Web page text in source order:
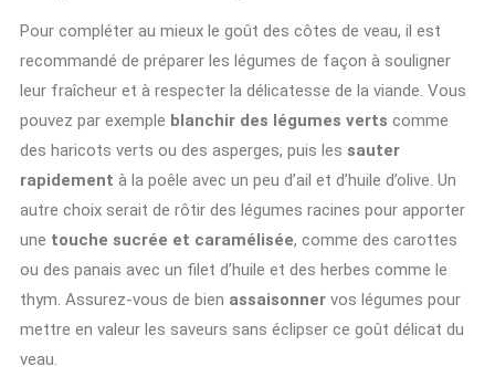
Pour compléter au mieux le goût des côtes de veau, il est
recommandé de préparer les légumes de façon à souligner
leur fraîcheur et à respecter la délicatesse de la viande. Vous
pouvez par exemple blanchir des légumes verts comme
des haricots verts ou des asperges, puis les sauter
rapidement à la poêle avec un peu d’ail et d’huile d’olive. Un
autre choix serait de rôtir des légumes racines pour apporter
une touche sucrée et caramélisée, comme des carottes
ou des panais avec un filet d’huile et des herbes comme le
thym. Assurez-vous de bien assaisonner vos légumes pour
mettre en valeur les saveurs sans éclipser ce goût délicat du
veau.